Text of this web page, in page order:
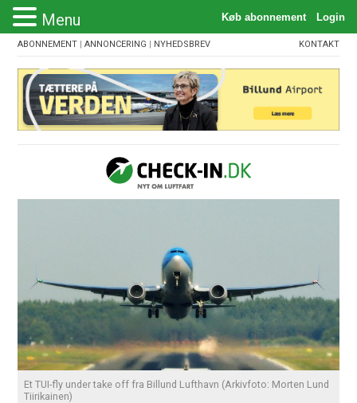
ABONNEMENT |ANNONCERING | NYHEDSBREV KONTAKT
Et TUI-fly under take off fra Billund Lufthavn (Arkivfoto: Morten Lund
Tiirikainen)
Menu